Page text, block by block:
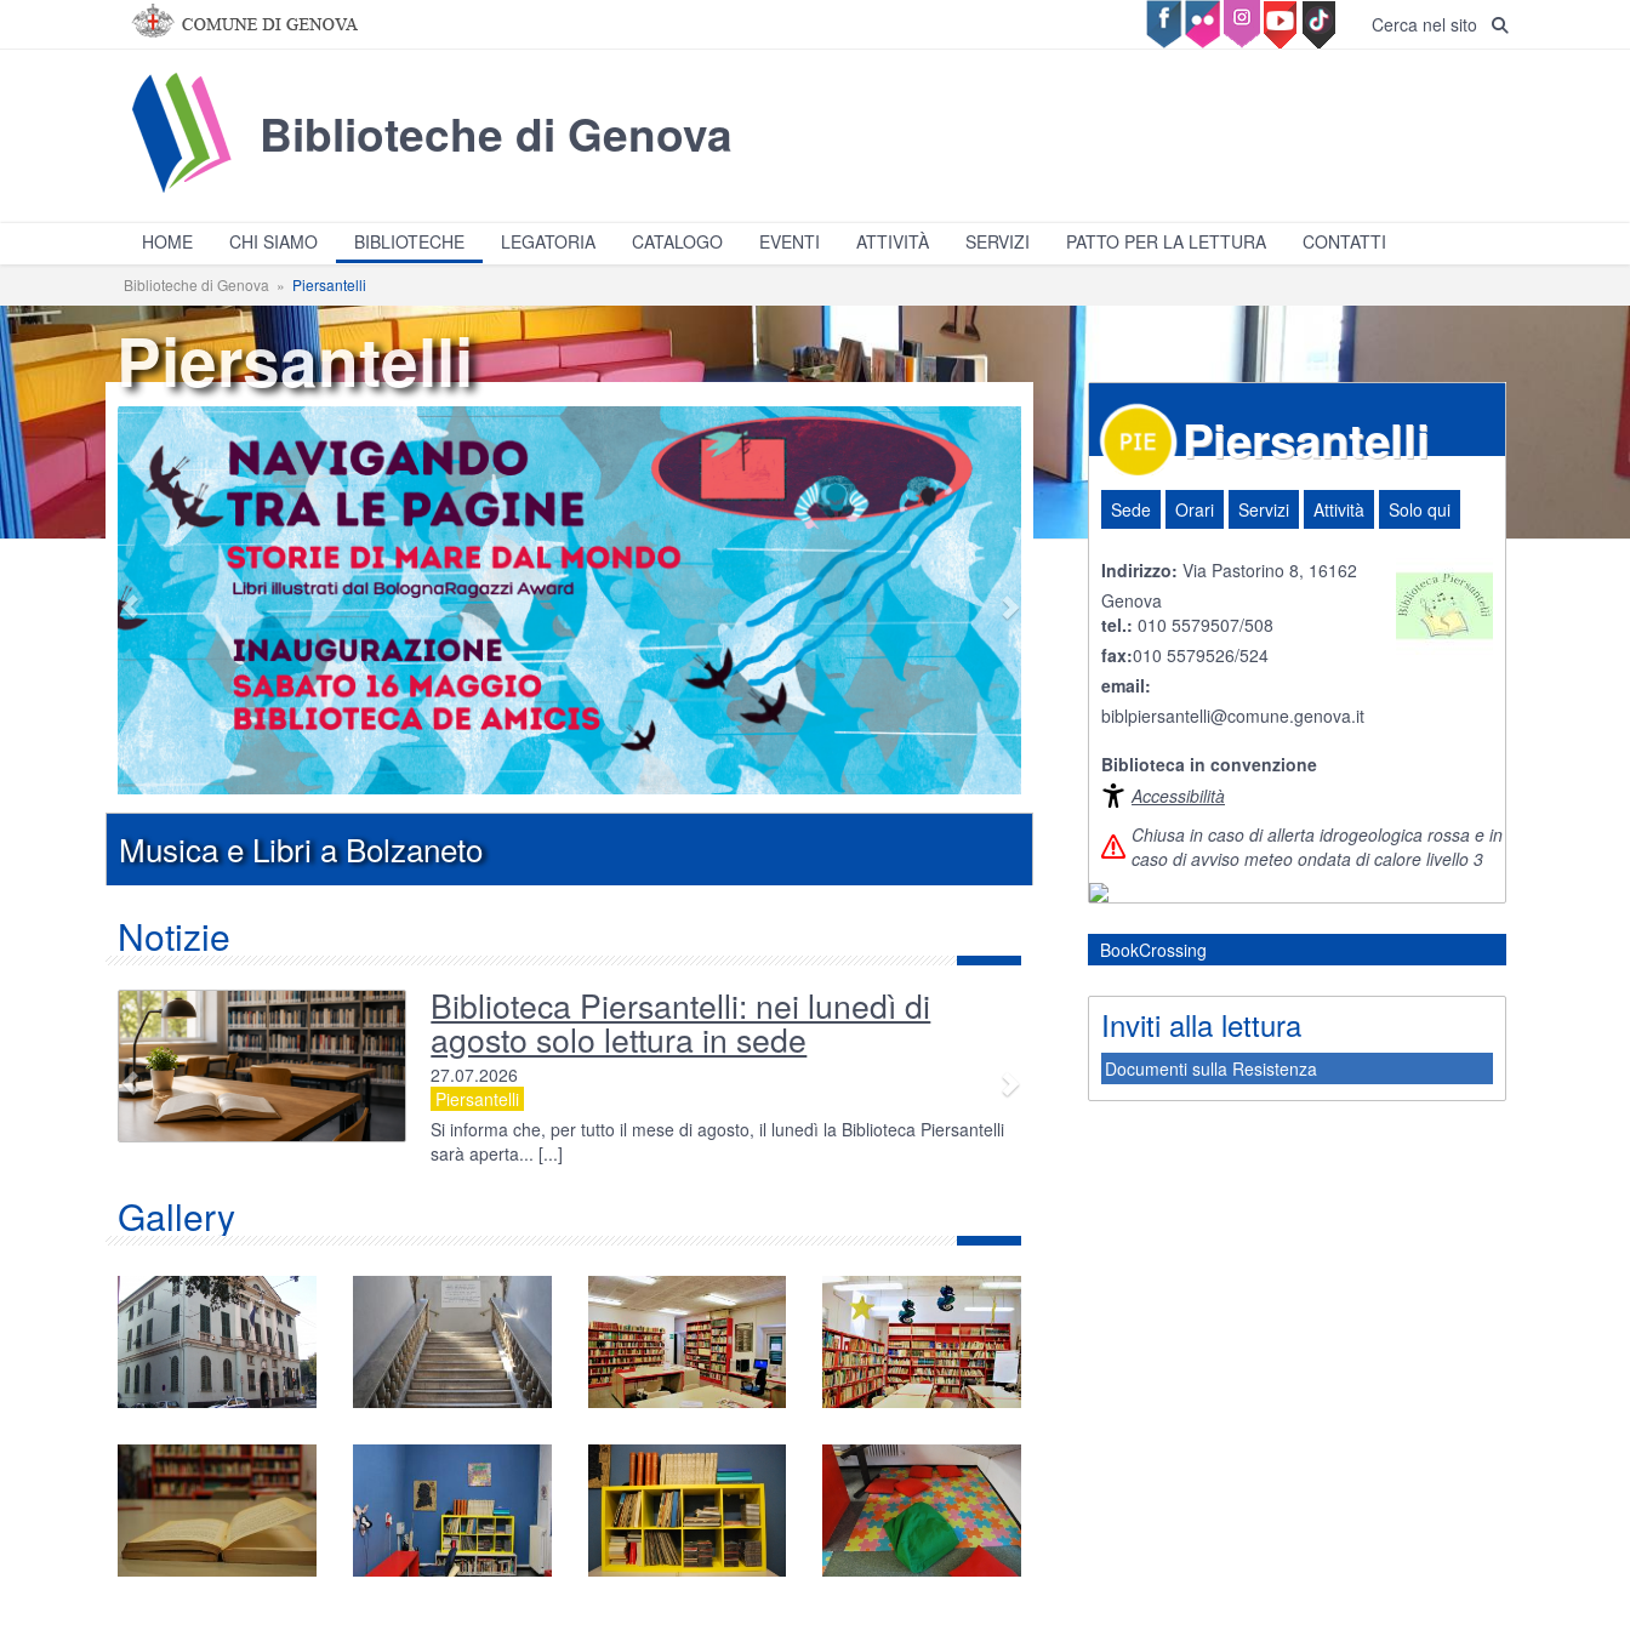
Salta al contenuto principale Cerca nel sito
Biblioteche di Genova
HOME CHI SIAMO BIBLIOTECHE LEGATORIA CATALOGO EVENTI ATTIVITÀ SERVIZI PATTO PER LA LETTURA CONTATTI
Biblioteche di Genova » Piersantelli
Musica e Libri a Bolzaneto
Piersantelli
Notizie
Foto del Contenuto
Biblioteca Piersantelli: nei lunedì di
agosto solo lettura in sede
27.07.2026
Piersantelli
Si informa che, per tutto il mese di agosto, il lunedì la Biblioteca Piersantelli
sarà aperta... [...]
Gallery
Piersantelli
Sede Orari Servizi Attività Solo qui
Indirizzo: Via Pastorino 8, 16162
Genova
tel.: 010 5579507/508
fax:010 5579526/524
email:
biblpiersantelli@comune.genova.it
Biblioteca in convenzione
Accessibilità
Chiusa in caso di allerta idrogeologica rossa e in
caso di avviso meteo ondata di calore livello 3
BookCrossing
Inviti alla lettura
Documenti sulla Resistenza